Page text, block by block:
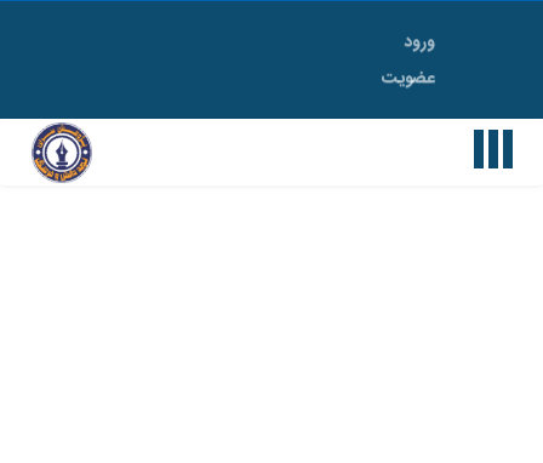
Toggle
navigation
ورود
عضویت